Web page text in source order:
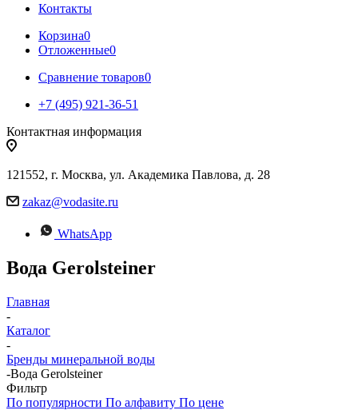
Контакты
Корзина0
Отложенные0
Сравнение товаров0
+7 (495) 921-36-51
Контактная информация
121552, г. Москва, ул. Академика Павлова, д. 28
zakaz@vodasite.ru
WhatsApp
Вода Gerolsteiner
Главная
-
Каталог
-
Бренды минеральной воды
-Вода Gerolsteiner
Фильтр
По популярности По алфавиту По цене